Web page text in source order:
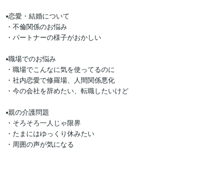
▪️恋愛・結婚について
・不倫関係のお悩み
・パートナーの様子がおかしい
▪️職場でのお悩み
・職場でこんなに気を使ってるのに
・社内恋愛で修羅場、人間関係悪化
・今の会社を辞めたい、転職したいけど
▪️親の介護問題
・そろそろ一人じゃ限界
・たまにはゆっくり休みたい
・周囲の声が気になる